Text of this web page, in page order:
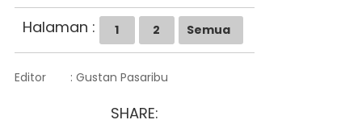
Halaman : 1 2 Semua
Editor : Gustan Pasaribu
SHARE: